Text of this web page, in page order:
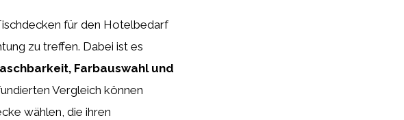
für den Hotelbedarf
zu treffen. Dabei ist es
Farbauswahl und
Vergleich können
wählen, die ihren